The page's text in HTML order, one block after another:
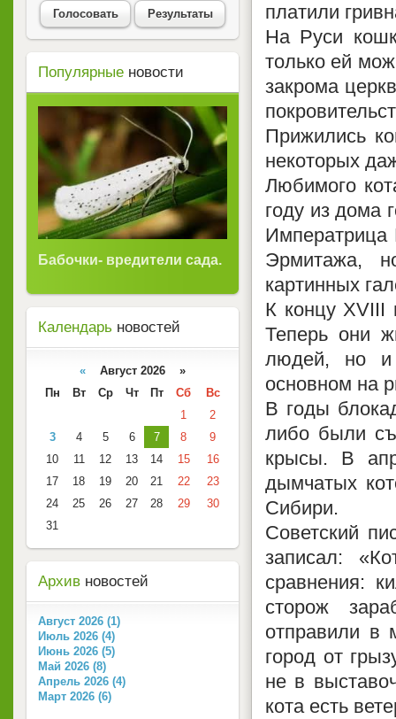
платили
На Руси
только ей
закрома
Прижились
некоторых
Любимого
году из дома
Императрица
Эрмитажа,
картинных
К концу XVIII
Теперь они
людей, но и
основном на
В годы
либо были
крысы. В
дымчатых
Сибири.
Советский
записал:
сравнения:
сторож
отправили в
город от
не в
кота есть
Голосовать Результаты
Популярные новости
Бабочки- вредители сада.
Календарь новостей
« Август 2026 »
Пн
Вт Ср Чт Пт Сб
Вс
1
2
3
4 5 6 7 8
9
10
11 12 13 14 15
16
17
18 19 20 21 22
23
24
25 26 27 28 29
30
31
Архив новостей
Август 2026 (1)
Июль 2026 (4)
Июнь 2026 (5)
Май 2026 (8)
Апрель 2026 (4)
Март 2026 (6)